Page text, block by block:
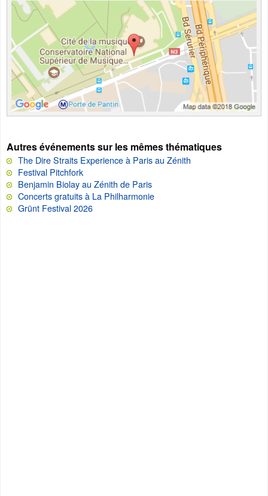
Autres événements sur les mêmes thématiques
The Dire Straits Experience à Paris au Zénith
Festival Pitchfork
Benjamin Biolay au Zénith de Paris
Concerts gratuits à La Philharmonie
Grünt Festival 2026